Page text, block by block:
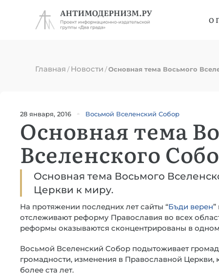
О
Главная /Новости /Основная тема Восьмого
28 января, 2016 Восьмой Вселенский Собор
Основная тема
Вселенского
Основная тема Восьмого
Церкви к миру.
На протяжении последних лет сайты “Бъди верен
отслеживают реформу Православия во всех
реформы оказываются сконцентрированы в
Восьмой Вселенский Собор подытоживает
громадности, изменения в Православной
более ста лет.